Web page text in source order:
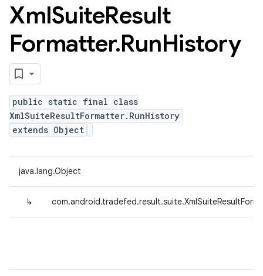
XmlSuiteResult
Formatter.RunHistory
public static final class
XmlSuiteResultFormatter.RunHistory
extends Object
java.lang.Object
↳